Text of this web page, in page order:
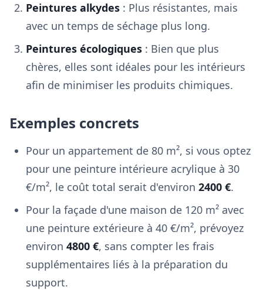
Peintures alkydes : Plus résistantes, mais
avec un temps de séchage plus long.
Peintures écologiques : Bien que plus
chères, elles sont idéales pour les intérieurs
afin de minimiser les produits chimiques.
Exemples concrets
Pour un appartement de 80 m², si vous optez
pour une peinture intérieure acrylique à 30
€/m², le coût total serait d'environ 2400 €.
Pour la façade d'une maison de 120 m² avec
une peinture extérieure à 40 €/m², prévoyez
environ 4800 €, sans compter les frais
supplémentaires liés à la préparation du
support.